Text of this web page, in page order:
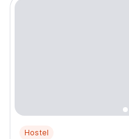
Hostel